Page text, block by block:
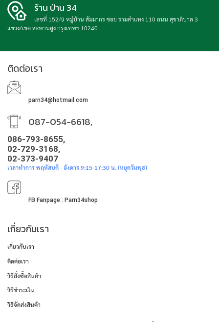
ร้าน ป่าน 34
เลขที่ 152/9 หมู่บ้าน สัมมากร ซอย รามคำแหง 110 ถนน สุขาภิบาล 3
แขวง/เขต สะพานสูง กรุงเทพฯ 10240
ติดต่อเรา
parn34@hotmail.com
087-054-6618,
086-793-8655,
02-729-3168,
02-373-9407
เวลาทำการ พฤหัสบดี - อังคาร 9:15-17:30 น. (หยุดวันพุธ)
FB Fanpage : Parn34shop
เกี่ยวกับเรา
เกี่ยวกับเรา
ติดต่อเรา
วิธีสั่งซื้อสินค้า
วิธีชำระเงิน
วิธีจัดส่งสินค้า